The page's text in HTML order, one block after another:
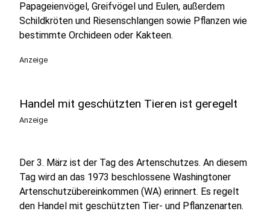
Papageienvögel, Greifvögel und Eulen, außerdem
Schildkröten und Riesenschlangen sowie Pflanzen wie
bestimmte Orchideen oder Kakteen.
Anzeige
Handel mit geschützten Tieren ist geregelt
Anzeige
Der 3. März ist der Tag des Artenschutzes. An diesem
Tag wird an das 1973 beschlossene Washingtoner
Artenschutzübereinkommen (WA) erinnert. Es regelt
den Handel mit geschützten Tier- und Pflanzenarten.